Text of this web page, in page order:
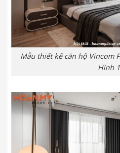
Mẫu thiết kế căn hộ Vincom
Hình